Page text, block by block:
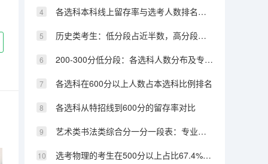
各选科本科线上留存率与选考人数排名完全相反
历史类考生：低分段占近半数，高分段锐减
200-300分低分段：各选科人数分布及专科保底策略
各选科在600分以上人数占本选科比例排名
各选科从特招线到600分的留存率对比
艺术类书法类综合分一分一段表：专业成绩占比70%，文化331分可上本科
选考物理的考生在500分以上占比67.4%，历史类仅32.8%